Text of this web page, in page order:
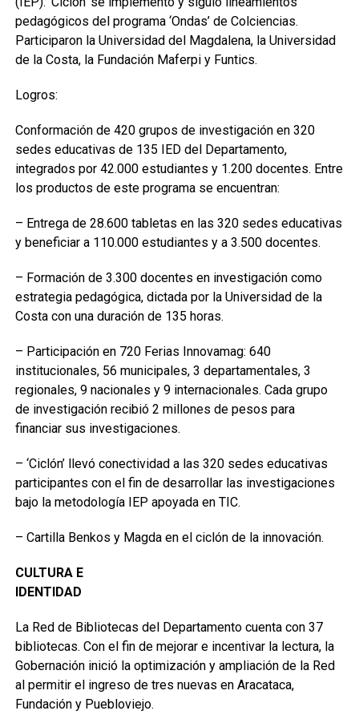
pedagógicos del programa ‘Ondas’ de Colciencias.
Participaron la Universidad del Magdalena, la Universidad
de la Costa, la Fundación Maferpi y Funtics.
Logros:
Conformación de 420 grupos de investigación en 320
sedes educativas de 135 IED del Departamento,
integrados por 42.000 estudiantes y 1.200 docentes. Entre
los productos de este programa se encuentran:
– Entrega de 28.600 tabletas en las 320 sedes educativas
y beneficiar a 110.000 estudiantes y a 3.500 docentes.
– Formación de 3.300 docentes en investigación como
estrategia pedagógica, dictada por la Universidad de la
Costa con una duración de 135 horas.
– Participación en 720 Ferias Innovamag: 640
institucionales, 56 municipales, 3 departamentales, 3
regionales, 9 nacionales y 9 internacionales. Cada grupo
de investigación recibió 2 millones de pesos para
financiar sus investigaciones.
– ‘Ciclón’ llevó conectividad a las 320 sedes educativas
participantes con el fin de desarrollar las investigaciones
bajo la metodología IEP apoyada en TIC.
– Cartilla Benkos y Magda en el ciclón de la innovación.
CULTURA E
IDENTIDAD
La Red de Bibliotecas del Departamento cuenta con 37
bibliotecas. Con el fin de mejorar e incentivar la lectura, la
Gobernación inició la optimización y ampliación de la Red
al permitir el ingreso de tres nuevas en Aracataca,
Fundación y Puebloviejo.